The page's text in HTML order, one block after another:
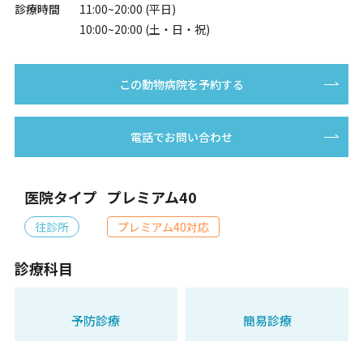
診療時間
11:00~20:00 (平日)
10:00~20:00 (土・日・祝)
この動物病院を予約する
電話でお問い合わせ
医院タイプ
往診所
プレミアム40
プレミアム40対応
診療科目
予防診療 簡易診療